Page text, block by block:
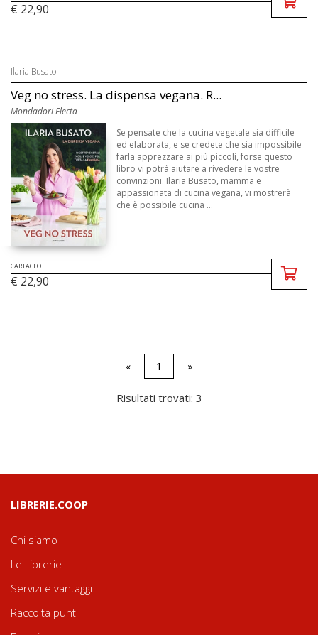
€ 22,90
Ilaria Busato
Veg no stress. La dispensa vegana. R...
Mondadori Electa
Se pensate che la cucina vegetale sia difficile
ed elaborata, e se credete che sia impossibile
farla apprezzare ai più piccoli, forse questo
libro vi potrà aiutare a rivedere le vostre
convinzioni. Ilaria Busato, mamma e
appassionata di cucina vegana, vi mostrerà
che è possibile cucina ...
CARTACEO
€ 22,90
« 1 »
Risultati trovati: 3
LIBRERIE.COOP
Chi siamo
Le Librerie
Servizi e vantaggi
Raccolta punti